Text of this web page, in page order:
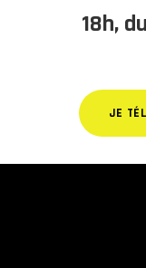
18h,
JE